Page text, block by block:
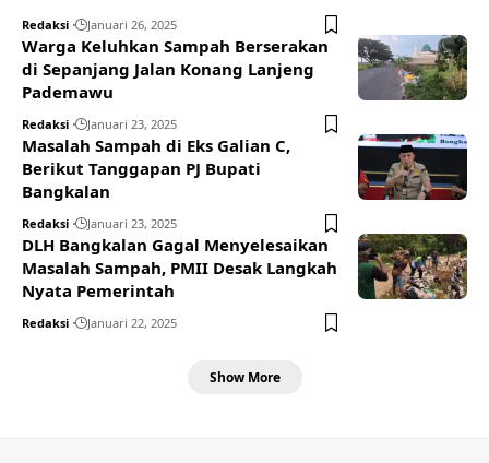
Redaksi Januari 26, 2025
Warga Keluhkan Sampah Berserakan
di Sepanjang Jalan Konang Lanjeng
Pademawu
Redaksi Januari 23, 2025
Masalah Sampah di Eks Galian C,
Berikut Tanggapan PJ Bupati
Bangkalan
Redaksi Januari 23, 2025
DLH Bangkalan Gagal Menyelesaikan
Masalah Sampah, PMII Desak Langkah
Nyata Pemerintah
Redaksi Januari 22, 2025
Show More